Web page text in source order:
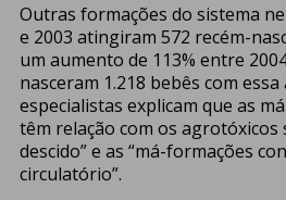
Outras formações do sistema
e 2003 atingiram 572 recém-
um aumento de 113% entre
nasceram 1.218 bebês com essa
especialistas explicam que as
têm relação com os agrotóxicos
descido” e as “má-formações
circulatório”.